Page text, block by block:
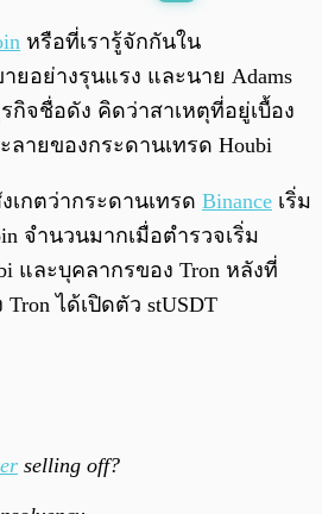
หรือที่เรารู้จักกันใน
ยอย่างรุนแรง และนาย Adams
กิจชื่อดัง คิดว่าสาเหตุที่อยู่เบื้อง
ลายของกระดานเทรด Houbi
งเกตว่ากระดานเทรด Binance เริ่ม
จำนวนมากเมื่อตำรวจเริ่ม
และบุคลากรของ Tron หลังที่
ได้เปิดตัว stUSDT
selling off?